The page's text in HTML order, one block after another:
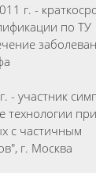
г. -
по ТУ
- участник
технологии при
с частичным
г. Москва